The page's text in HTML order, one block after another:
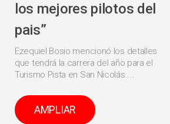
los mejores pilotos del
pais”
Ezequiel Bosio mencionó los detalles
que tendrá la carrera del año para el
Turismo Pista en San Nicolás....
AMPLIAR